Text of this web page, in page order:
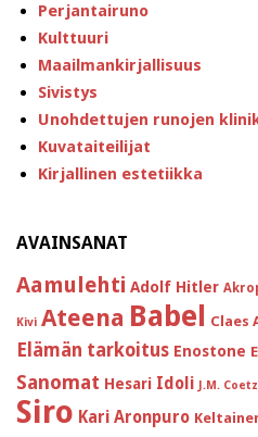
Perjantairuno
Kulttuuri
Maailmankirjallisuus
Sivistys
Unohdettujen runojen
Kuvataiteilijat
Kirjallinen estetiikka
AVAINSANAT
Aamulehti Adolf Hitler
Kivi Ateena Babel Claes
Elämän tarkoitus Enostone
Sanomat Hesari Idoli J.M.
Siro Kari Aronpuro